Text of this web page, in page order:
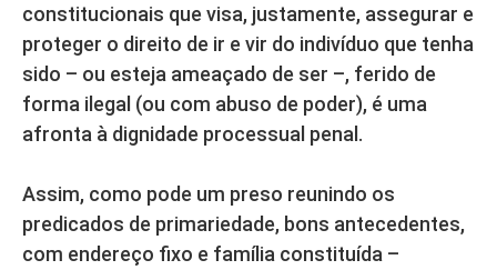
constitucionais que visa, justamente, assegurar e
proteger o direito de ir e vir do indivíduo que tenha
sido – ou esteja ameaçado de ser –, ferido de
forma ilegal (ou com abuso de poder), é uma
afronta à dignidade processual penal.
Assim, como pode um preso reunindo os
predicados de primariedade, bons antecedentes,
com endereço fixo e família constituída –